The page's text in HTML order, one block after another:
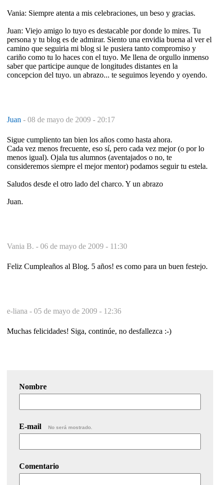
Vania: Siempre atenta a mis celebraciones, un beso y gracias.
Juan: Viejo amigo lo tuyo es destacable por donde lo mires. Tu
persona y tu blog es de admirar. Siento una envidia buena al ver el
camino que seguiria mi blog si le pusiera tanto compromiso y
cariño como tu lo haces con el tuyo. Me llena de orgullo inmenso
saber que participe aunque de longitudes distantes en la
concepcion del tuyo. un abrazo... te seguimos leyendo y oyendo.
Juan - 08 de mayo de 2009 - 20:17
Sigue cumpliento tan bien los años como hasta ahora.
Cada vez menos frecuente, eso sí, pero cada vez mejor (o por lo
menos igual). Ojala tus alumnos (aventajados o no, te
consideremos siempre el mejor mentor) podamos seguir tu estela.
Saludos desde el otro lado del charco. Y un abrazo
Juan.
Vania B. - 06 de mayo de 2009 - 11:30
Feliz Cumpleaños al Blog. 5 años! es como para un buen festejo.
e-liana - 05 de mayo de 2009 - 12:36
Muchas felicidades! Siga, continúe, no desfallezca :-)
Nombre
E-mail No será mostrado.
Comentario